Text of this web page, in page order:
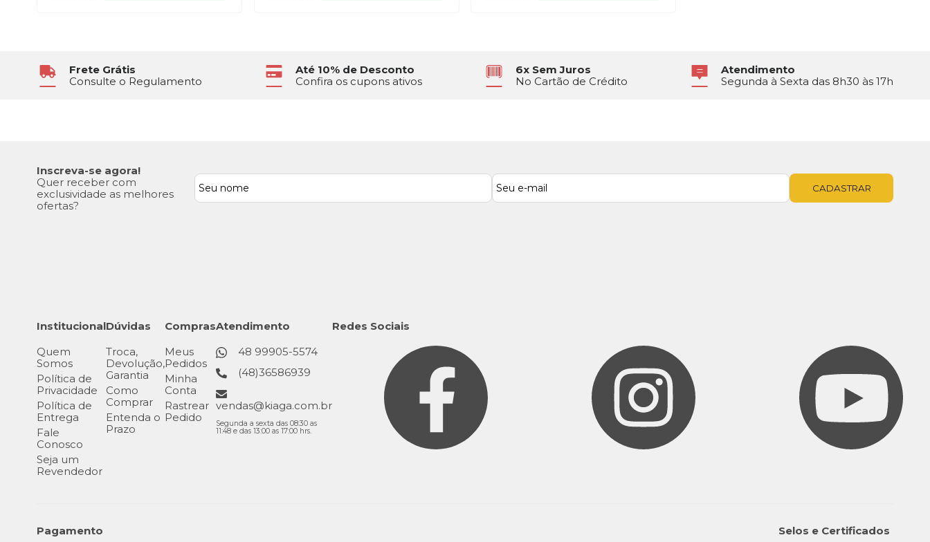
Frete Grátis
Consulte o Regulamento
Até 10% de Desconto
Confira os cupons ativos
6x Sem Juros
No Cartão de Crédito
Atendimento
Segunda à Sexta das 8h30 às 17h
Inscreva-se agora!
Quer receber com
exclusividade as melhores
ofertas?
CADASTRAR
Institucional
Quem
Somos
Política de
Privacidade
Política de
Entrega
Fale
Conosco
Seja um
Revendedor
Dúvidas
Troca,
Devolução,
Garantia
Como
Comprar
Entenda o
Prazo
Compras
Meus
Pedidos
Minha
Conta
Rastrear
Pedido
Atendimento
48 99905-5574
(48)36586939
vendas@kiaga.com.br
Segunda a sexta das 08:30 as
11:48 e das 13:00 as 17:00 hrs.
Redes Sociais
Pagamento Selos e Certificados